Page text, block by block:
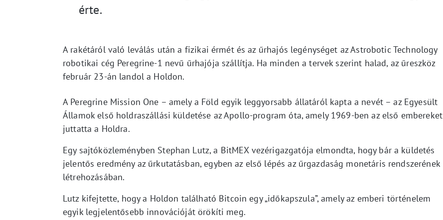
érte.
A rakétáról való leválás után a fizikai érmét és az űrhajós legénységet az Astrobotic Technology
robotikai cég Peregrine-1 nevű űrhajója szállítja. Ha minden a tervek szerint halad, az űreszköz
február 23-án landol a Holdon.
A Peregrine Mission One – amely a Föld egyik leggyorsabb állatáról kapta a nevét – az Egyesült
Államok első holdraszállási küldetése az Apollo-program óta, amely 1969-ben az első embereket
juttatta a Holdra.
Egy sajtóközleményben Stephan Lutz, a BitMEX vezérigazgatója elmondta, hogy bár a küldetés
jelentős eredmény az űrkutatásban, egyben az első lépés az űrgazdaság monetáris rendszerének
létrehozásában.
Lutz kifejtette, hogy a Holdon található Bitcoin egy „időkapszula”, amely az emberi történelem
egyik legjelentősebb innovációját örökíti meg.